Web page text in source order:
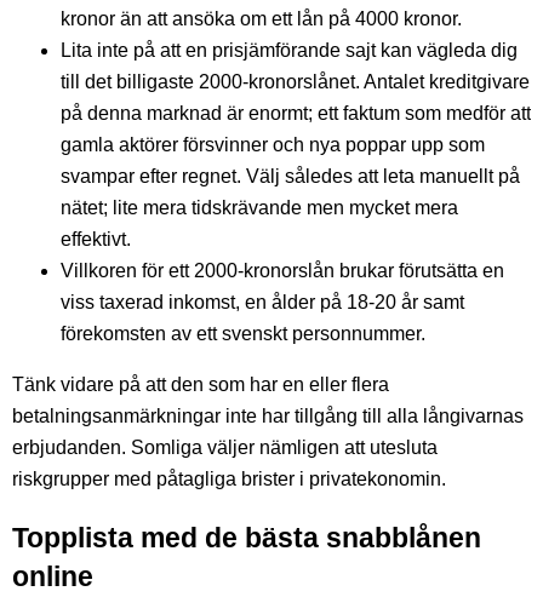
kronor än att ansöka om ett lån på 4000 kronor.
Lita inte på att en prisjämförande sajt kan vägleda dig
till det billigaste 2000-kronorslånet. Antalet kreditgivare
på denna marknad är enormt; ett faktum som medför att
gamla aktörer försvinner och nya poppar upp som
svampar efter regnet. Välj således att leta manuellt på
nätet; lite mera tidskrävande men mycket mera
effektivt.
Villkoren för ett 2000-kronorslån brukar förutsätta en
viss taxerad inkomst, en ålder på 18-20 år samt
förekomsten av ett svenskt personnummer.
Tänk vidare på att den som har en eller flera
betalningsanmärkningar inte har tillgång till alla långivarnas
erbjudanden. Somliga väljer nämligen att utesluta
riskgrupper med påtagliga brister i privatekonomin.
Topplista med de bästa snabblånen
online